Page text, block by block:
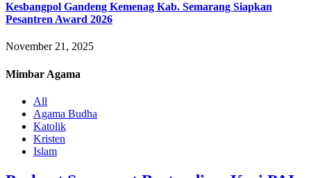
Kesbangpol Gandeng Kemenag Kab. Semarang Siapkan
Pesantren Award 2026
November 21, 2025
Mimbar Agama
All
Agama Budha
Katolik
Kristen
Islam